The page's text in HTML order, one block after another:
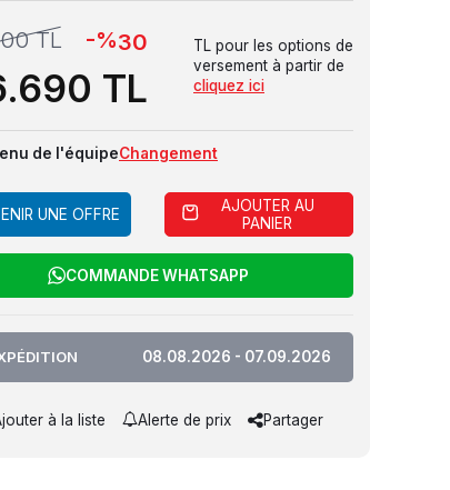
TL -%30
TL
TL pour les options de
versement à partir de
cliquez ici
de l'équipeChangement
UNE OFFRE
AJOUTER AU
PANIER
COMMANDE WHATSAPP
08.08.2026 - 07.09.2026
à la liste Alerte de prix Partager